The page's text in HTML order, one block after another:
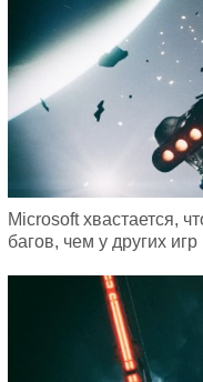
Microsoft хвастается,
багов, чем у других игр